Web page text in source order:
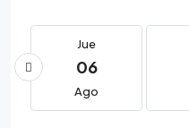
Jue
06
Ago